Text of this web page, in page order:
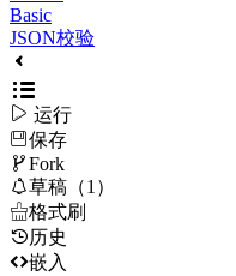
Basic
JSON校验
 运行
保存
Fork
草稿（1）
格式刷
历史
嵌入